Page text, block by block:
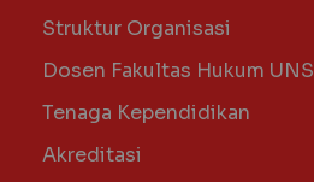
Struktur Organisasi
Dosen Fakultas Hukum UNS
Tenaga Kependidikan
Akreditasi